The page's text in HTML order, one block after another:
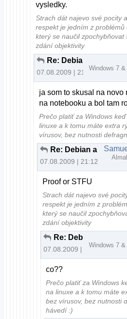
vysledky.
Strach dát najevo své pocity
respekt je jedním z problémů
který se naučil
zdání objektivity
07.08.2009 | 21:08
Windows 7
ja som to skusal na novo
na notebooku a bol tam
Prečo platiť za Windows
linuxe a k tomu máte extra
vírusov, bez nutnosti
07.08.2009 | 21:12
Proof or STFU
Strach dát najevo své
respekt je jedním z
který se naučil
zdání objektivity
07.08.2009 | 21:30
Windows 7
co??
Prečo platiť za Windows
na linuxe a k tomu máte
bez vírusov, bez nutnosti
hávedí :)